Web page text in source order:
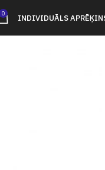
0 INDIVIDUĀLS